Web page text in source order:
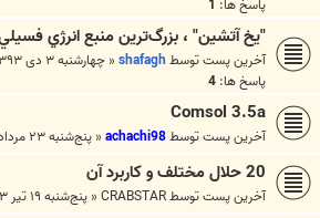
پاسخ ها: 1
"يخ آتشين" ، بزرگ‌ترين منبع انرژي فسيلي
آخرین پست توسطshafagh
« چهارشنبه ۳ دی ۱۳۹۳, ۹:۰۵ ب.ظ
پاسخ ها: 4
Comsol 3.5a
آخرین پست توسطachachi98
« پنج‌شنبه ۲۳ مرداد ۱۳۹۳, ۱۰:۱۵ ب.ظ
20 حلال مختلف و کاربرد آن
آخرین پست توسطCRABSTAR
« پنج‌شنبه ۱۹ تیر ۱۳۹۳, ۹:۳۶ ق.ظ